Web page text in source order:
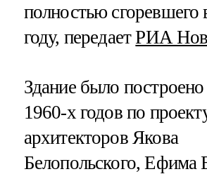
полностью сгоревшего
году, передаетРИА
Здание было
1960-х годов по
архитекторов Якова
Белопольского, Ефима